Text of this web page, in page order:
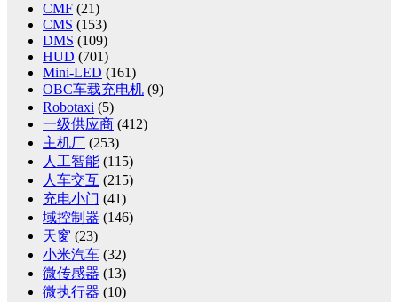
CMF (21)
CMS (153)
DMS (109)
HUD (701)
Mini-LED (161)
OBC车载充电机 (9)
Robotaxi (5)
一级供应商 (412)
主机厂 (253)
人工智能 (115)
人车交互 (215)
充电小门 (41)
域控制器 (146)
天窗 (23)
小米汽车 (32)
微传感器 (13)
微执行器 (10)